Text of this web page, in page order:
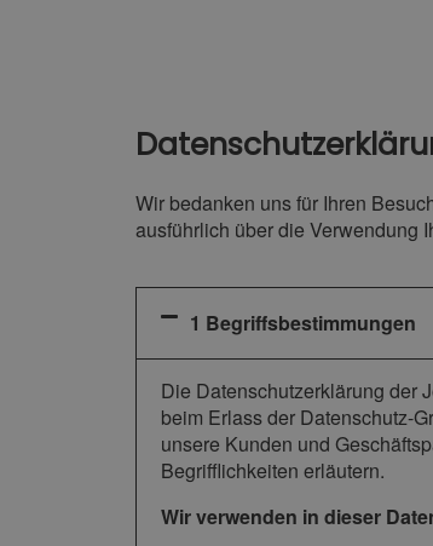
Wir bedanken uns für Ihren
ausführlich über die Verwendung
1 Begriffsbestimmungen
Die Datenschutzerklärung der
beim Erlass der Datenschutz-
unsere Kunden und
Begrifflichkeiten erläutern.
Wir verwenden in dieser